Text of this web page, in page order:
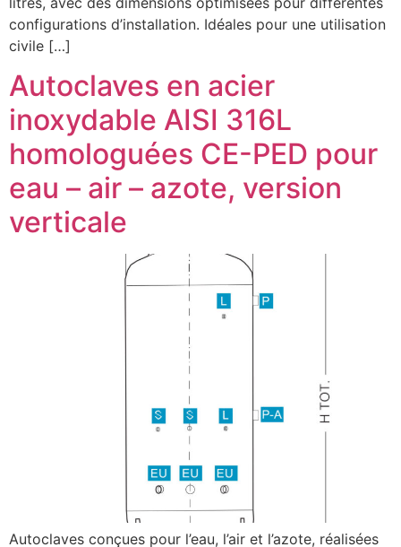
configurations d’installation. Idéales pour une utilisation
civile […]
Autoclaves en acier
inoxydable AISI 316L
homologuées CE-PED pour
eau – air – azote, version
verticale
Autoclaves conçues pour l’eau, l’air et l’azote, réalisées